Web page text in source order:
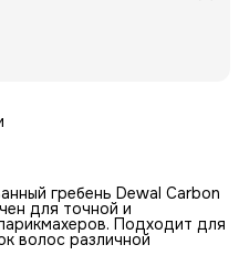
гребень Dewal Carbon
для точной и
Подходит для
волос различной